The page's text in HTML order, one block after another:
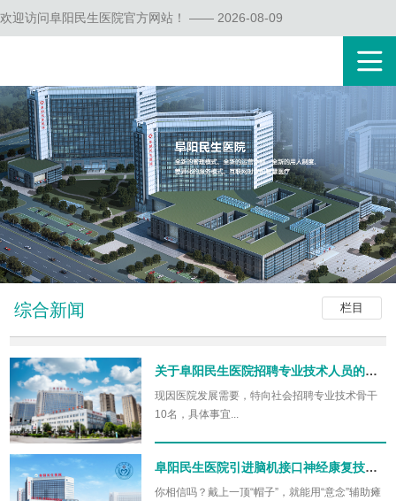
欢迎访问阜阳民生医院官方网站！ —— 2026-08-09
栏目
综合新闻
关于阜阳民生医院招聘专业技术人员的公告
现因医院发展需要，特向社会招聘专业技术骨干
10名，具体事宜...
阜阳民生医院引进脑机接口神经康复技术，让偏瘫患者重获行动自由
你相信吗？戴上一顶“帽子”，就能用“意念”辅助瘫